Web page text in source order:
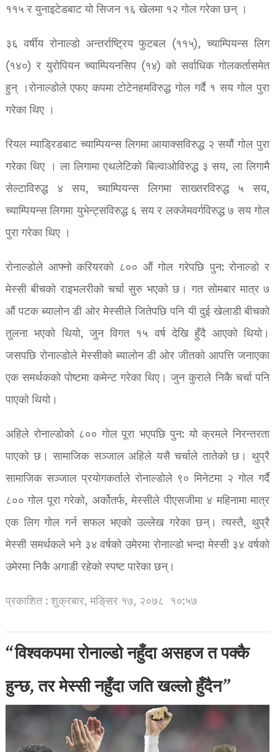
११५ र युनाइटेडबाट यो सिजन १६ खेलमा १२ गोल गरेका छन् ।
३६ वर्षीय रोनाल्डो अन्तर्राष्ट्रिय फुटबल (११५), च्याम्पियन्स लिग
(१४०) र युरोपियन च्याम्पियनसिप (१४) को सर्वाधिक गोलकर्तासमेत
हुन् ।रोनाल्डोले एफए कपमा टोटेनहमविरुद्ध गोल गर्दै १ सय गोल पुरा
गरेका थिए ।
रियल म्याड्रिडबाट च्याम्पियन्स लिगमा आयाक्सविरुद्ध २ सयौं गोल पुरा
गरेका थिए । ला लिगामा एथलेटिको बिल्वाओविरुद्ध ३ सय, ला लिगामै
सेल्टाविरुद्ध ४ सय, च्याम्पियन्स लिगमा साख्तरविरुद्ध ५ सय,
च्याम्पियन्स लिगमा युभेन्ट्सविरुद्ध ६ सय र लक्जेमवर्गविरुद्ध ७ सय गोल
पुरा गरेका थिए ।
रोनाल्डोले आफ्नो करियरको ८०० औं गोल गरेपछि पुन: रोनाल्डो र
मेस्सी बीचको राइभलरीको चर्चा सुरु भएको छ। गत सोमबार मात्र ७
औं पटक ब्यालोन डी ओर मेस्सीले जितेपछि पनि यी दुई खेलाडी बीचको
तुलना भएको थियो, जुन विगत १५ वर्ष देखि हुँदै आएको थियो।
जसपछि रोनाल्डोले मेस्सीको ब्यालोन डी ओर जीतको आपत्ति जनाएका
एक समर्थकको पोष्टमा कमेन्ट गरेका थिए। जुन कुराले निकै चर्चा पनि
पाएको थियो।
अहिले रोनाल्डोको ८०० गोल पूरा भएपछि पुन: यो क्रमले निरन्तरता
पाएको छ। सामाजिक सञ्जाल अहिले यसै चर्चाले तातेको छ। थुप्रै
सामाजिक सञ्जाल प्रयोगकर्ताले रोनाल्डोले ९० मिनेटमा २ गोल गर्दै
८०० गोल पूरा गरेको, अर्कोतर्फ, मेस्सीले पीएसजीमा ४ महिनामा मात्र
एक लिग गोल गर्न सफल भएको उल्लेख गरेका छन्। त्यस्तै, थुप्रै
मेस्सी समर्थकले भने ३४ वर्षको उमेरमा रोनाल्डो भन्दा मेस्सी ३४ वर्षको
उमेरमा निकै अगाडी रहेको स्पष्ट पारेका छन्।
प्रकाशित : शुक्रबार, मङि्सर १७, २०७८ १०:५७
“विश्वकपमा रोनाल्डो नहुँदा असहज त पक्कै
हुन्छ, तर मेस्सी नहुँदा जति खल्लो हुँदैन”